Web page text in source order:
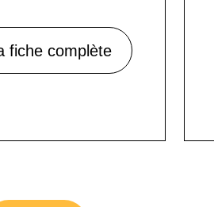
fiche complète